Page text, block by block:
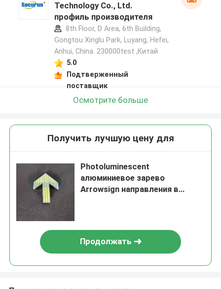
Technology Co., Ltd.
профиль производителя
8th Floor, D Area, 6th Building,
Gongtou Xinglu Park, Luyang, Hefei,
Anhui, China. 230000test ,Китай
5.0
Подтверженный
поставщик
Осмотрите больше
Получить лучшую цену для
Photoluminescent
алюминиевое зарево
Arrowsign направления в
Продолжать